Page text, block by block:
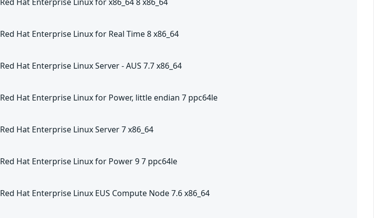
Red Hat Enterprise Linux for Real Time 8 x86_64
Red Hat Enterprise Linux Server - AUS 7.7 x86_64
Red Hat Enterprise Linux for Power, little endian 7 ppc64le
Red Hat Enterprise Linux Server 7 x86_64
Red Hat Enterprise Linux for Power 9 7 ppc64le
Red Hat Enterprise Linux EUS Compute Node 7.6 x86_64